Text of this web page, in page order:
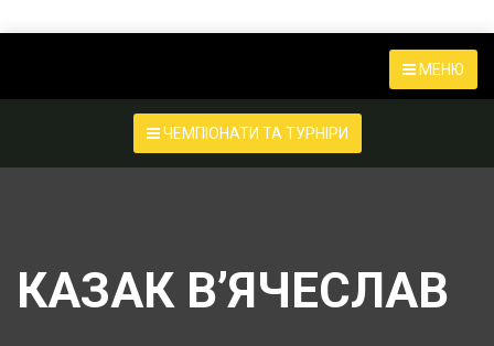
МЕНЮ
ЧЕМПІОНАТИ ТА ТУРНІРИ
КАЗАК В’ЯЧЕСЛАВ